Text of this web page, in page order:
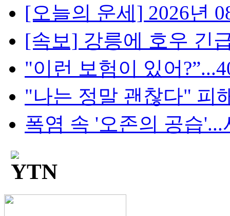
[오늘의 운세] 2026년
[속보] 강릉에 호우 긴
"이런 보험이 있어
"나는 정말 괜찮다" 피
폭염 속 '오존의 공습'...